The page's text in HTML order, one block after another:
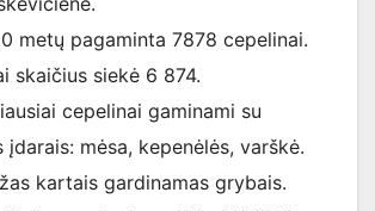
metų pagaminta 7878 cepelinai.
skaičius siekė 6 874.
cepelinai gaminami su
įdarais: mėsa, kepenėlės, varškė.
kartais gardinamas grybais.